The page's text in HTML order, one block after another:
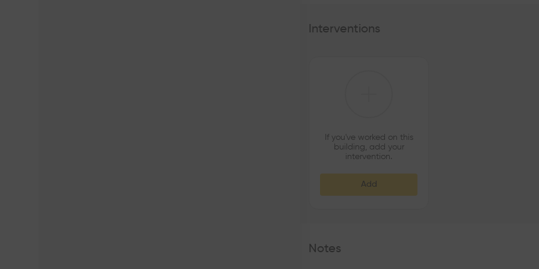
Interventions
If you've worked on this
building, add your
intervention.
Add
Notes